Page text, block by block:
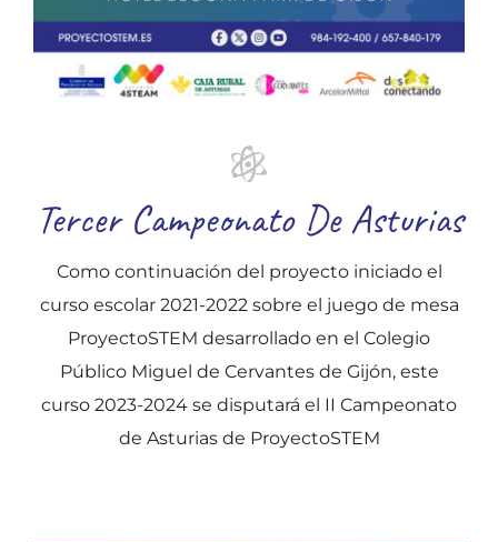
Tercer Campeonato De Asturias
Como continuación del proyecto iniciado el
curso escolar 2021-2022 sobre el juego de mesa
ProyectoSTEM desarrollado en el Colegio
Público Miguel de Cervantes de Gijón, este
curso 2023-2024 se disputará el II Campeonato
de Asturias de ProyectoSTEM